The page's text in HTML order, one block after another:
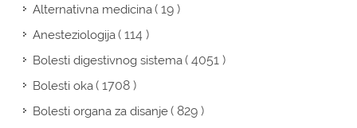
Alternativna medicina( 19 )
Anesteziologija( 114 )
Bolesti digestivnog sistema( 4051 )
Bolesti oka( 1708 )
Bolesti organa za disanje( 829 )